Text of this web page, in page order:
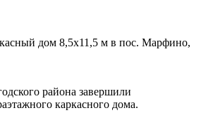
дом 8,5х11,5 м в пос. Марфино,
района завершили
каркасного дома.